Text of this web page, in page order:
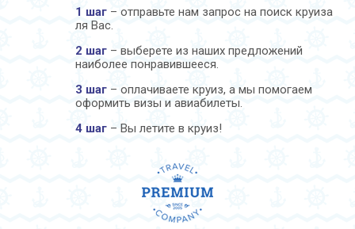
1 шаг – отправьте нам запрос на поиск круиза
ля Вас.
2 шаг – выберете из наших предложений
наиболее понравившееся.
3 шаг – оплачиваете круиз, а мы помогаем
оформить визы и авиабилеты.
4 шаг – Вы летите в круиз!